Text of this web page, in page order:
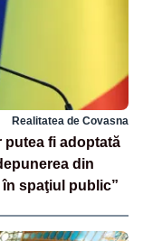
Realitatea de Covasna
putea fi adoptată
din
spaţiul public”